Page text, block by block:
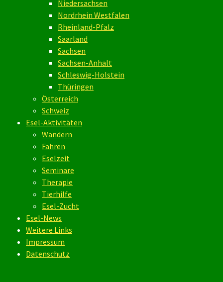
Niedersachsen
Nordrhein Westfalen
Rheinland-Pfalz
Saarland
Sachsen
Sachsen-Anhalt
Schleswig-Holstein
Thüringen
Österreich
Schweiz
Esel-Aktivitäten
Wandern
Fahren
Eselzeit
Seminare
Therapie
Tierhilfe
Esel-Zucht
Esel-News
Weitere Links
Impressum
Datenschutz